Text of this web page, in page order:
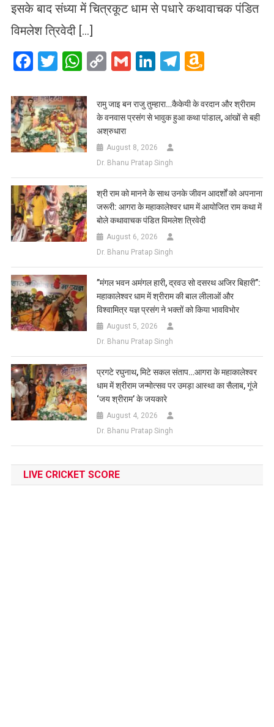
इसके बाद संध्या में चित्रकूट धाम से पधारे कथावाचक पंडित
विमलेश त्रिवेदी […]
Facebook
Twitter
WhatsApp
CopyGmailLinkedIn
Telegram
List
रामु जाइ बन राजु तुम्हारा…कैकेयी के वरदान और श्रीराम
के वनवास प्रसंग से भावुक हुआ कथा पांडाल, आंखों से बही
अश्रुधारा
August 8, 2026
Dr. Bhanu Pratap Singh
​श्री राम को मानने के साथ उनके जीवन आदर्शों को अपनाना
जरूरी: आगरा के महाकालेश्वर धाम में आयोजित राम कथा में
बोले कथावाचक पंडित विमलेश त्रिवेदी
August 6, 2026
Dr. Bhanu Pratap Singh
​”मंगल भवन अमंगल हारी, द्रवउ सो दसरथ अजिर बिहारी”:
महाकालेश्वर धाम में श्रीराम की बाल लीलाओं और
विश्वामित्र यज्ञ प्रसंग ने भक्तों को किया भावविभोर
August 5, 2026
Dr. Bhanu Pratap Singh
प्रगटे रघुनाथ, मिटे सकल संताप…आगरा के महाकालेश्वर
धाम में श्रीराम जन्मोत्सव पर उमड़ा आस्था का सैलाब, गूंजे
‘जय श्रीराम’ के जयकारे
August 4, 2026
Dr. Bhanu Pratap Singh
LIVE CRICKET SCORE